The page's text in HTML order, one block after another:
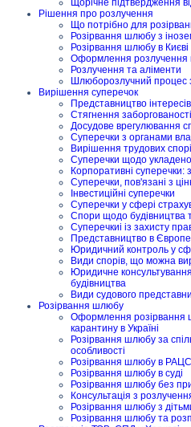
Щорічне підтвердження
Рішення про розлучення
Що потрібно для
Розірвання шлюбу з
Розірвання шлюбу в Києві
Оформлення розлучення в
Розлучення та аліменти
Шлюборозлучний процес
Вирішення суперечок
Представництво
Стягнення заборгованості
Досудове врегулювання
Суперечки з органами
Вирішення трудових
Суперечки щодо
Корпоративні суперечки:
Суперечки, пов'язані з
Інвестиційні суперечки
Суперечки у сфері
Спори щодо будівництва
Суперечкиі із захисту
Представництво в
Юридичний контроль у
Види спорів, що можна
Юридичне
будівництва
Види судового
Розірвання шлюбу
Оформлення розірвання
карантину в Україні
Розірвання шлюбу за
особливості
Розірвання шлюбу в
Розірвання шлюбу в суді
Розірвання шлюбу без
Консультація з
Розірвання шлюбу з
Розірвання шлюбу та